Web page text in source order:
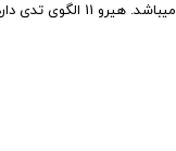
میباشد. هیرو 11 الگوی تدی دارد.